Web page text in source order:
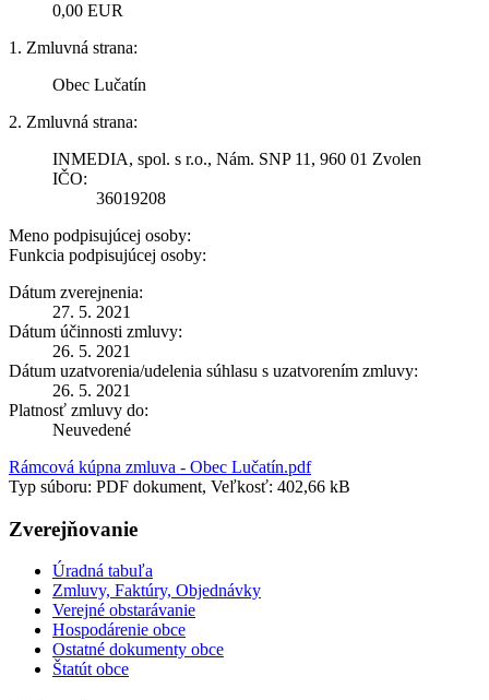
0,00 EUR
1. Zmluvná strana:
Obec Lučatín
2. Zmluvná strana:
INMEDIA, spol. s r.o., Nám. SNP 11, 960 01 Zvolen
IČO:
36019208
Meno podpisujúcej osoby:
Funkcia podpisujúcej osoby:
Dátum zverejnenia:
27. 5. 2021
Dátum účinnosti zmluvy:
26. 5. 2021
Dátum uzatvorenia/udelenia súhlasu s uzatvorením zmluvy:
26. 5. 2021
Platnosť zmluvy do:
Neuvedené
Rámcová kúpna zmluva - Obec Lučatín.pdf
Typ súboru: PDF dokument, Veľkosť: 402,66 kB
Zverejňovanie
Úradná tabuľa
Zmluvy, Faktúry, Objednávky
Verejné obstarávanie
Hospodárenie obce
Ostatné dokumenty obce
Štatút obce